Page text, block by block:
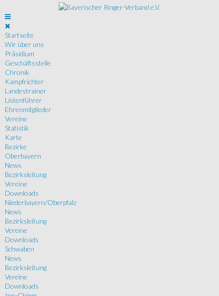
Startseite
Wir über uns
Präsidium
Geschäftsstelle
Chronik
Kampfrichter
Landestrainer
Listenführer
Ehrenmitglieder
Vereine
Statistik
Karte
Bezirke
Oberbayern
News
Bezirksleitung
Vereine
Downloads
Niederbayern/Oberpfalz
News
Bezirksleitung
Vereine
Downloads
Schwaben
News
Bezirksleitung
Vereine
Downloads